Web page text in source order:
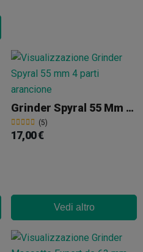
Grinder Spyral 55 Mm 4 Parti
(5)
17,00 €
Vedi altro